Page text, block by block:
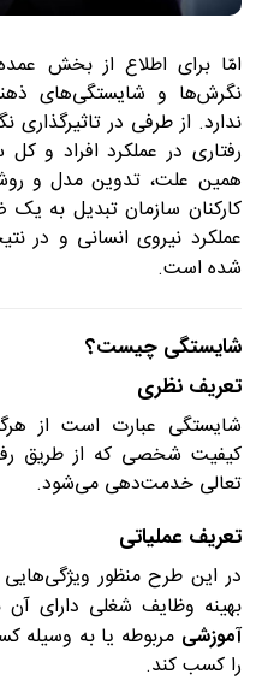
امّا برای اطلاع از بخش
نگرش‌ها و شایستگی‌های
ندارد. از طرفی در
رفتاری در عملکرد افراد و
همین علت، تدوین مدل و
کارکنان سازمان تبدیل به یک
عملکرد نیروی انسانی و در
شده است.
شایستگی چیست؟
تعریف نظری
شایستگی عبارت است از
کیفیت شخصی که از طریق
تعالی خدمت‌دهی می‌شود.
تعریف عملیاتی
در این طرح منظور
بهینه وظایف شغلی دارای آن
آموزشی مربوطه یا به وسیله
را کسب کند.